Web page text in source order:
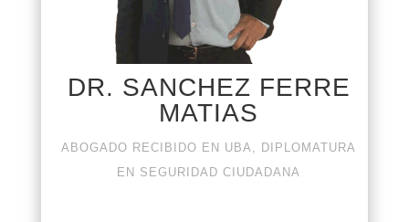
DR. SANCHEZ FERRE
MATIAS
ABOGADO RECIBIDO EN UBA, DIPLOMATURA
EN SEGURIDAD CIUDADANA